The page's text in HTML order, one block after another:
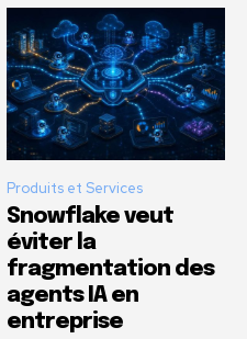
Produits et Services
Snowflake veut
éviter la
fragmentation des
agents IA en
entreprise